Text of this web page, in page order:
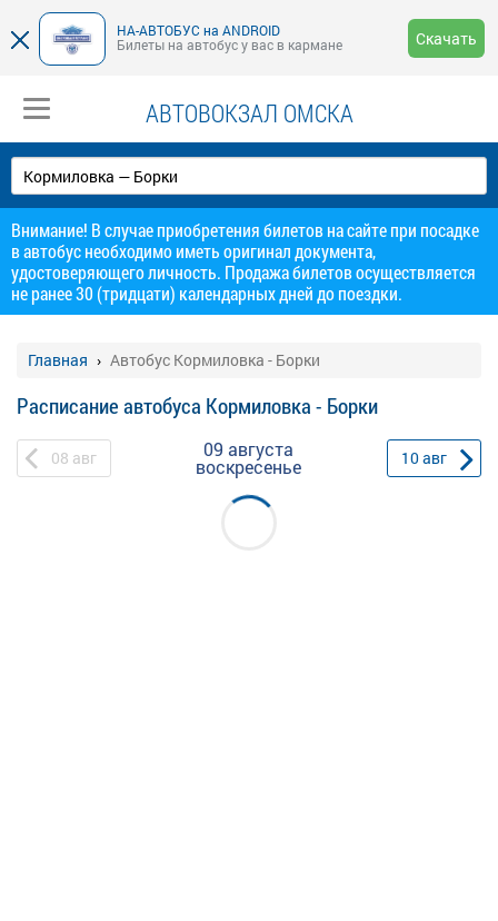
НА-АВТОБУС на ANDROID
Билеты на автобус у вас в кармане
Скачать
АВТОВОКЗАЛ ОМСКА
Внимание! В случае приобретения билетов на сайте при посадке
в автобус необходимо иметь оригинал документа,
удостоверяющего личность. Продажа билетов осуществляется
не ранее 30 (тридцати) календарных дней до поездки.
Главная Автобус Кормиловка - Борки
Расписание автобуса Кормиловка - Борки
08 авг 09 августа
воскресенье 10авг